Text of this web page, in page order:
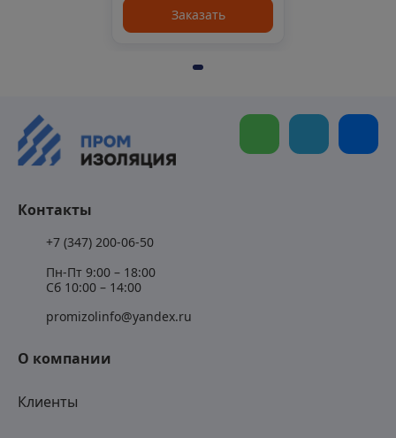
Заказать
О компании
Клиенты
Контакты
+7 (347) 200-06-50
Пн-Пт 9:00 – 18:00
Сб 10:00 – 14:00
promizolinfo@yandex.ru